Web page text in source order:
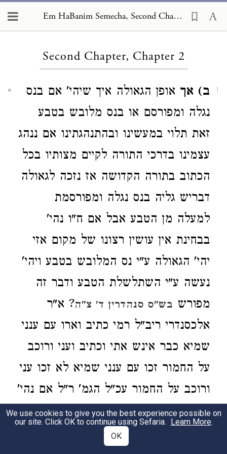
Em HaBanim Semecha, Second Chapter 2
Second Chapter, Chapter 2
1 ב) אך אופן הגאולה איך שיהי' אם בנס
נגלה ומפורסם או בנס מלובש בטבע
זאת תלוי במעשינו ובהתנהגתינו אם ננהג
עצמינו בדרכי התורה לקיים מצותיו בכל
הכתוב בתורה הקדושה אז נזכה לגאולה
דבריש גליה בנס נגלה ומפורסמת
למעלה מן הטבע אבל אם ח"ו נהי'
בבחינת אין עושין רצונו של מקום אזי
יהי' הגאולה ע"י נס המלובש בטבע ויהי'
נעשה ע"י השתלשלת הטבע ודבר זה
מפורש בש"ס סנהדרין ד' צ"ה? א"ר
אלכסנדרי ריב"ל רמי כתיב וארו עם ענני
שמיא כבר אינש אתי וכתיב ועני ורוכב
על החמור זכו עם ענני שמיא לא זכו עני
ורוכב על החמור עכ"ל הגמ' ר"ל אם נהי'
בבחי' זכו אזי יבא הגאולה בבחי' ענני
שמיא שהוא נס מפורסם לא זכו אזי יהי'
We use cookies to give you the best experience possible on
our site. Click OK to continue using Sefaria. Learn More.
OK